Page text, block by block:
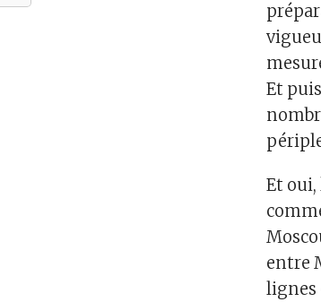
Et
Et oui,
entre
lignes